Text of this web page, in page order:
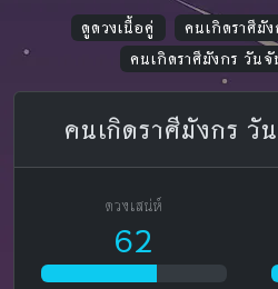
ดูดวงเนื้อคู่
คนเกิดราศีมั
คนเกิดราศีมังกร วัน
คนเกิดราศีมังกร วั
ดวงเสน่ห์
62